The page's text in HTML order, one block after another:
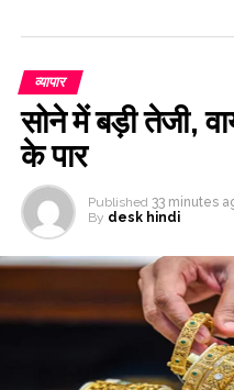
व्यापार
सोने में बड़ी तेजी,
के पार
Published 33 minutes
By desk hindi